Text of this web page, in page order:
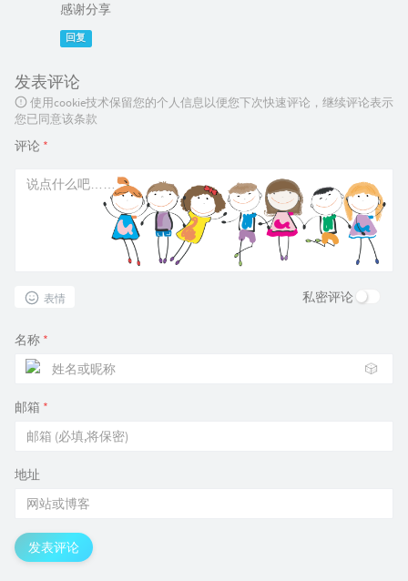
感谢分享
回复
发表评论
使用cookie技术保留您的个人信息以便您下次快速评论，继续评论表示
您已同意该条款
评论 *
表情 私密评论
名称 *
🎲
邮箱 *
地址
发表评论